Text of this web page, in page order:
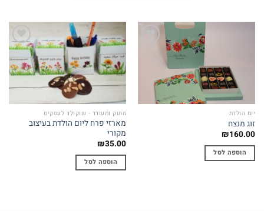
יום הולדת
זוג מנצח
₪160.00
הוספה לסל
Add to
wishlist
מתוק ומעודד - שוקולד לעסקים
מארזי פרח ליום הולדת בעיצוב
מקורי
₪35.00
הוספה לסל